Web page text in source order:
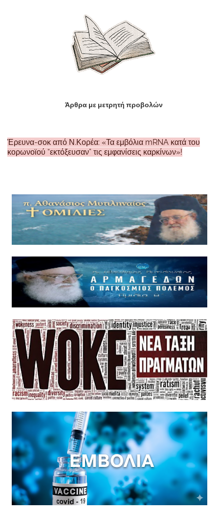
Άρθρα με μετρητή προβολών
Έρευνα-σοκ από Ν.Κορέα: «Τα εμβόλια mRNA κατά του
κορωνοϊού “εκτόξευσαν” τις εμφανίσεις καρκίνων»!